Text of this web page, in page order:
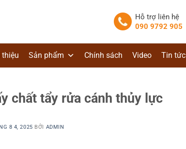
Hỗ trợ liên hệ
090 9792 905
thiệu Sản phẩm Chính sách Video Tin tức
chất tẩy rửa cánh thủy lực
8 4, 2025 BỞI ADMIN